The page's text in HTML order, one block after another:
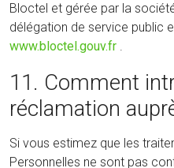
Bloctel et gérée par la
délégation de service public
www.bloctel.gouv.fr .
11. Comment
réclamation
Si vous estimez que les
Personnelles ne sont pas